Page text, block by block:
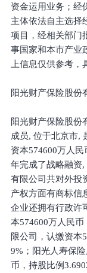
资金运用业务；经
主体依法自主选择
项目，经相关部门
事国家和本市产业
上信息仅供参考，
阳光财产保险股份
阳光财产保险股份
成员, 位于北京市,
资本574600万人
年完成了战略融资
有限公司共对外投
产权方面有商标信
企业还拥有行政许
本574600万人民
限公司，认缴资本
9%；阳光人寿保
币，持股比例